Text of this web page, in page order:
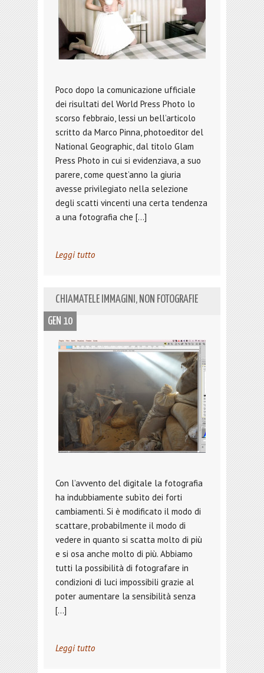
Poco dopo la comunicazione ufficiale
dei risultati del World Press Photo lo
scorso febbraio, lessi un bell’articolo
scritto da Marco Pinna, photoeditor del
National Geographic, dal titolo Glam
Press Photo in cui si evidenziava, a suo
parere, come quest’anno la giuria
avesse privilegiato nella selezione
degli scatti vincenti una certa tendenza
a una fotografia che […]
Leggi tutto
CHIAMATELE IMMAGINI, NON FOTOGRAFIE
GEN 10
Con l’avvento del digitale la fotografia
ha indubbiamente subìto dei forti
cambiamenti. Si è modificato il modo di
scattare, probabilmente il modo di
vedere in quanto si scatta molto di più
e si osa anche molto di più. Abbiamo
tutti la possibilità di fotografare in
condizioni di luci impossibili grazie al
poter aumentare la sensibilità senza
[…]
Leggi tutto